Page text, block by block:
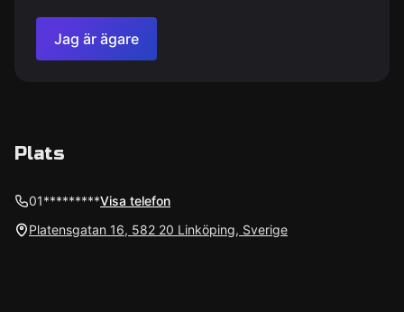
Jag är ägare
Plats
01*********Visa telefon
Platensgatan 16, 582 20 Linköping, Sverige